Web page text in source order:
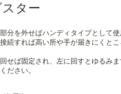
ター
分を外せばハンディタイプとして
続すれば高い所や手が届きにくと
せば固定され、左に回すとゆるみ
ださい。